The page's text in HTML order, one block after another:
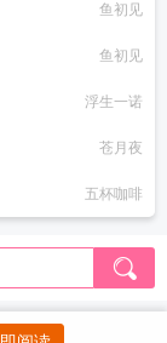
鱼初见
鱼初见
浮生一诺
苍月夜
五杯咖啡